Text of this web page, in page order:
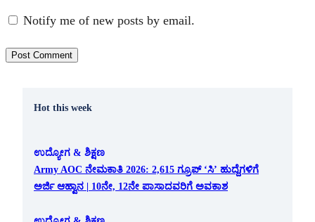
Notify me of new posts by email.
Hot this week
ಉದ್ಯೋಗ & ಶಿಕ್ಷಣ
Army AOC ನೇಮಕಾತಿ 2026: 2,615 ಗ್ರೂಪ್ ‘ಸಿ’ ಹುದ್ದೆಗಳಿಗೆ
ಅರ್ಜಿ ಆಹ್ವಾನ | 10ನೇ, 12ನೇ ಪಾಸಾದವರಿಗೆ ಅವಕಾಶ